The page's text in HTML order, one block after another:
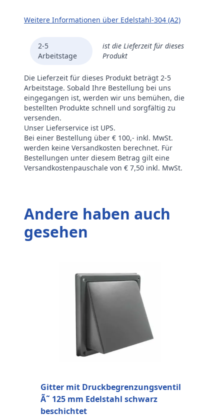
Weitere Informationen über Edelstahl-304 (A2)
2-5
Arbeitstage
ist die Lieferzeit für dieses
Produkt
Die Lieferzeit für dieses Produkt beträgt 2-5
Arbeitstage. Sobald Ihre Bestellung bei uns
eingegangen ist, werden wir uns bemühen, die
bestellten Produkte schnell und sorgfältig zu
versenden.
Unser Lieferservice ist UPS.
Bei einer Bestellung über € 100,- inkl. MwSt.
werden keine Versandkosten berechnet. Für
Bestellungen unter diesem Betrag gilt eine
Versandkostenpauschale von € 7,50 inkl. MwSt.
Andere haben auch
gesehen
Gitter mit Druckbegrenzungsventil
Ã˜ 125 mm Edelstahl schwarz
beschichtet